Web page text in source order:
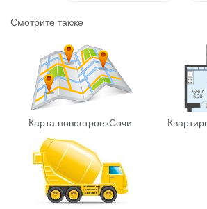
Смотрите также
Карта новостроекСочи